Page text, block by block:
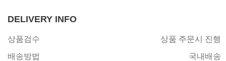
DELIVERY INFO
상품검수
상품 주문시 진행
배송방법
국내배송